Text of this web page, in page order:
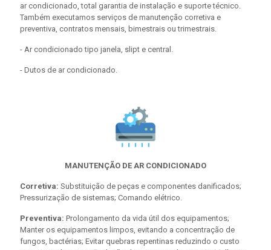
ar condicionado, total garantia de instalação e suporte técnico.
Também executamos serviços de manutenção corretiva e
preventiva, contratos mensais, bimestrais ou trimestrais.
- Ar condicionado tipo janela, slipt e central.
- Dutos de ar condicionado.
MANUTENÇÃO DE AR CONDICIONADO
Corretiva: Substituição de peças e componentes danificados;
Pressurização de sistemas; Comando elétrico.
Preventiva: Prolongamento da vida útil dos equipamentos;
Manter os equipamentos limpos, evitando a concentração de
fungos, bactérias; Evitar quebras repentinas reduzindo o custo